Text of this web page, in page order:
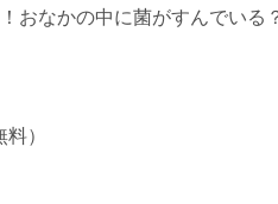
おなかの中に菌がすんでいる
）